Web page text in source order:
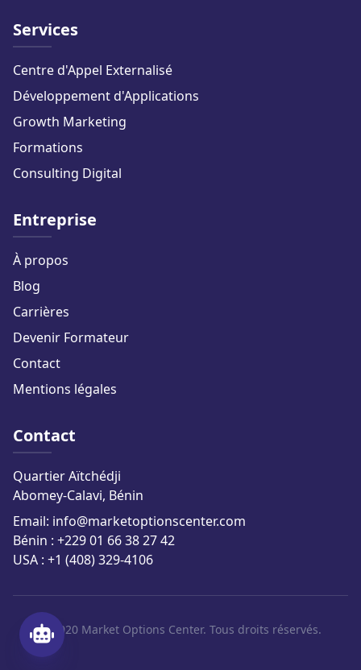
Services
Centre d'Appel Externalisé
Développement d'Applications
Growth Marketing
Formations
Consulting Digital
Entreprise
À propos
Blog
Carrières
Devenir Formateur
Contact
Mentions légales
Contact
Quartier Aïtchédji
Abomey-Calavi, Bénin
Email: info@marketoptionscenter.com
Bénin : +229 01 66 38 27 42
USA : +1 (408) 329-4106
© 2020 Market Options Center. Tous droits réservés.